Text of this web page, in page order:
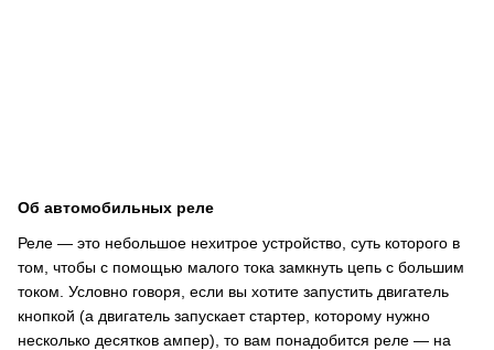
Об автомобильных реле
Реле — это небольшое нехитрое устройство, суть которого в
том, чтобы с помощью малого тока замкнуть цепь с большим
током. Условно говоря, если вы хотите запустить двигатель
кнопкой (а двигатель запускает стартер, которому нужно
несколько десятков ампер), то вам понадобится реле — на